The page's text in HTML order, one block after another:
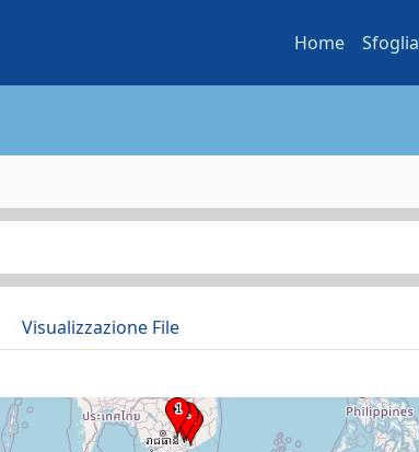
Home Sfoglia
Visualizzazione File